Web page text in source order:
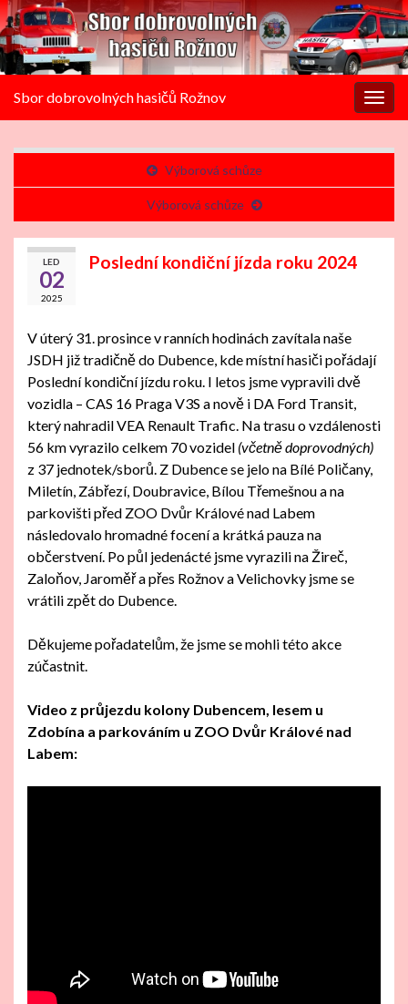
Sbor dobrovolných hasičů Rožnov
Výborová schůze
Výborová schůze
LED
02
2025
Poslední kondiční jízda roku 2024
V úterý 31. prosince v ranních hodinách zavítala naše
JSDH již tradičně do Dubence, kde místní hasiči pořádají
Poslední kondiční jízdu roku. I letos jsme vypravili dvě
vozidla – CAS 16 Praga V3S a nově i DA Ford Transit,
který nahradil VEA Renault Trafic. Na trasu o vzdálenosti
56 km vyrazilo celkem 70 vozidel (včetně doprovodných)
z 37 jednotek/sborů. Z Dubence se jelo na Bílé Poličany,
Miletín, Zábřezí, Doubravice, Bílou Třemešnou a na
parkovišti před ZOO Dvůr Králové nad Labem
následovalo hromadné focení a krátká pauza na
občerstvení. Po půl jedenácté jsme vyrazili na Žireč,
Zaloňov, Jaroměř a přes Rožnov a Velichovky jsme se
vrátili zpět do Dubence.
Děkujeme pořadatelům, že jsme se mohli této akce
zúčastnit.
Video z průjezdu kolony Dubencem, lesem u
Zdobína a parkováním u ZOO Dvůr Králové nad
Labem: